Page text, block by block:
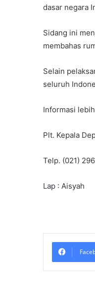
dasar negara
Sidang ini
membahas
Selain
seluruh
Informasi
Plt. Kepala
Telp. (021)
Lap : Aisyah